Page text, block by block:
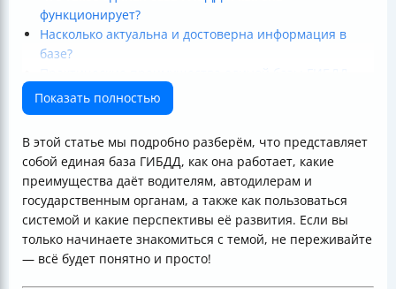
функционирует?
Насколько актуальна и достоверна информация в
базе?
Как пользоваться единой базой ГИБДД?
Безопасность и конфиденциальность данных
Эффективность системы и перспективы развития
Таблица: Ключевые показатели работы единой базы
ГИБДД
Заключение
Показать полностью
В этой статье мы подробно разберём, что представляет
собой единая база ГИБДД, как она работает, какие
преимущества даёт водителям, автодилерам и
государственным органам, а также как пользоваться
системой и какие перспективы её развития. Если вы
только начинаете знакомиться с темой, не переживайте
— всё будет понятно и просто!